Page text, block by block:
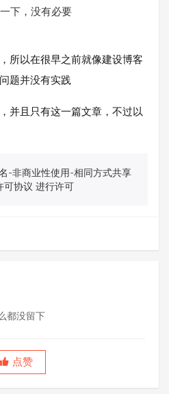
下，没有必要
所以在很早之前就像建设博客
题并没有实践
并且只有这一篇文章，不过以
-非商业性使用-相同方式共享
可协议 进行许可
都没留下
点赞